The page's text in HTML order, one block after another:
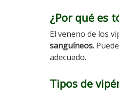
¿Por qué es
El veneno de los
sanguíneos.
adecuado.
Tipos de